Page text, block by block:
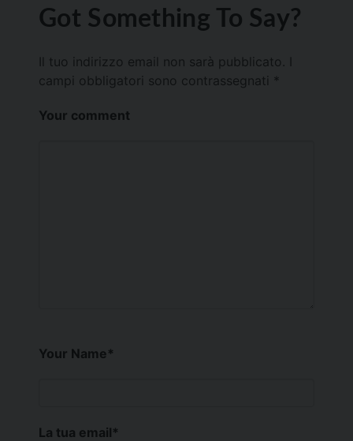
Got Something To Say?
Il tuo indirizzo email non sarà pubblicato.
campi obbligatori sono contrassegnati *
Your comment
Your Name*
La tua email*